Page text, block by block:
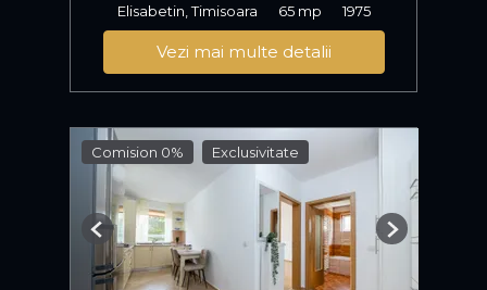
Elisabetin, Timisoara
65 mp 1975
Vezi mai multe detalii
Comision 0% Exclusivitate
Previous Next